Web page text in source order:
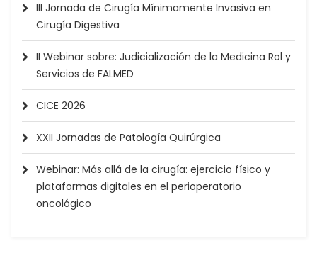
III Jornada de Cirugía Mínimamente Invasiva en
Cirugía Digestiva
II Webinar sobre: Judicialización de la Medicina Rol y
Servicios de FALMED
CICE 2026
XXII Jornadas de Patología Quirúrgica
Webinar: Más allá de la cirugía: ejercicio físico y
plataformas digitales en el perioperatorio
oncológico